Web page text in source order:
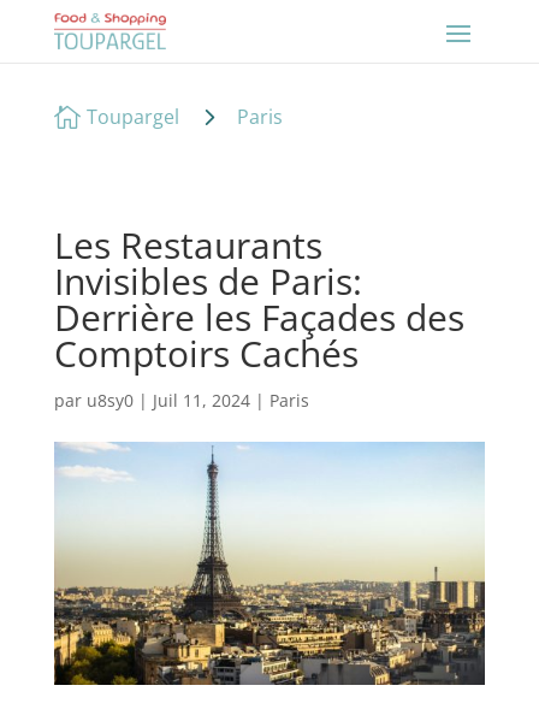
 Toupargel 5 Paris
Les Restaurants
Invisibles de Paris:
Derrière les Façades des
Comptoirs Cachés
par u8sy0| Juil 11, 2024| Paris